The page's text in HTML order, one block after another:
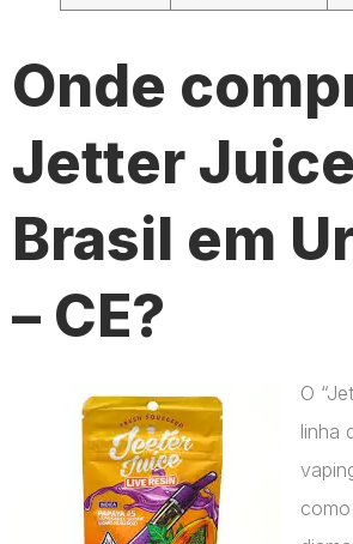
Onde
Jetter Juice
Brasil em
– CE?
O
linha